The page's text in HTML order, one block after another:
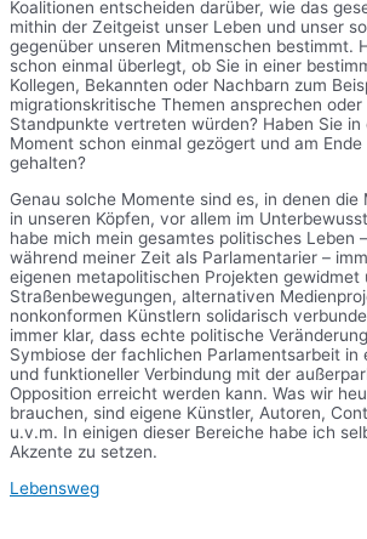
Koalitionen entscheiden darüber, wie das
mithin der Zeitgeist unser Leben und unser
gegenüber unseren Mitmenschen bestimmt.
schon einmal überlegt, ob Sie in einer
Kollegen, Bekannten oder Nachbarn zum
migrationskritische Themen ansprechen
Standpunkte vertreten würden? Haben Sie in
Moment schon einmal gezögert und am
gehalten?
Genau solche Momente sind es, in denen die
in unseren Köpfen, vor allem im
habe mich mein gesamtes politisches Leben
während meiner Zeit als Parlamentarier –
eigenen metapolitischen Projekten
Straßenbewegungen, alternativen
nonkonformen Künstlern solidarisch
immer klar, dass echte politische
Symbiose der fachlichen Parlamentsarbeit in
und funktioneller Verbindung mit der
Opposition erreicht werden kann. Was wir
brauchen, sind eigene Künstler, Autoren,
u.v.m. In einigen dieser Bereiche habe ich
Akzente zu setzen.
Lebensweg